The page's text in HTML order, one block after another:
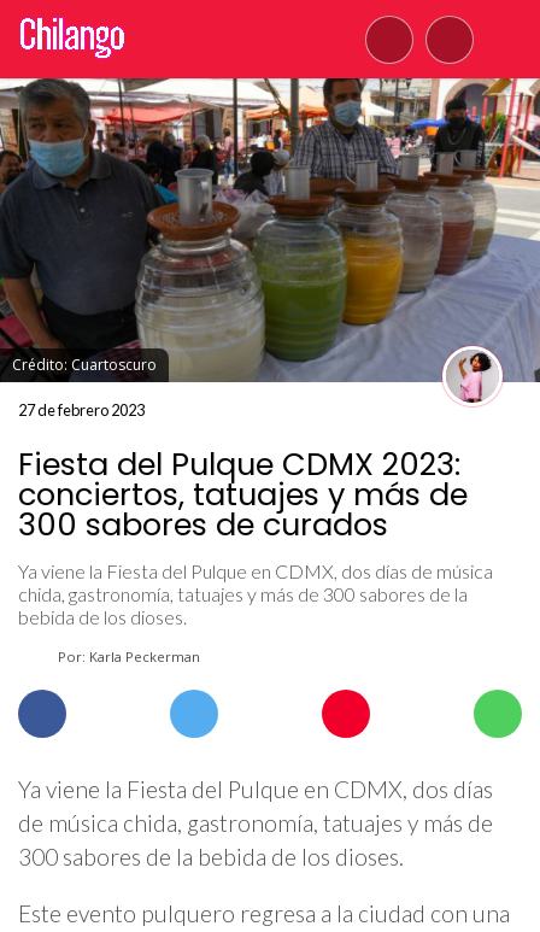
Crédito: Cuartoscuro
27 de febrero 2023
Fiesta del Pulque CDMX 2023:
conciertos, tatuajes y más de
300 sabores de curados
Ya viene la Fiesta del Pulque en CDMX, dos días de música
chida, gastronomía, tatuajes y más de 300 sabores de la
bebida de los dioses.
Por: Karla Peckerman
Ya viene la Fiesta del Pulque en CDMX, dos días
de música chida, gastronomía, tatuajes y más de
300 sabores de la bebida de los dioses.
Este evento pulquero regresa a la ciudad con una